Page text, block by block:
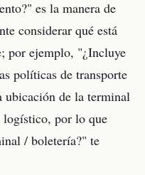
es la manera de
considerar qué está
por ejemplo, "¿Incluye
políticas de transporte
ubicación de la terminal
logístico, por lo que
/ boletería?" te